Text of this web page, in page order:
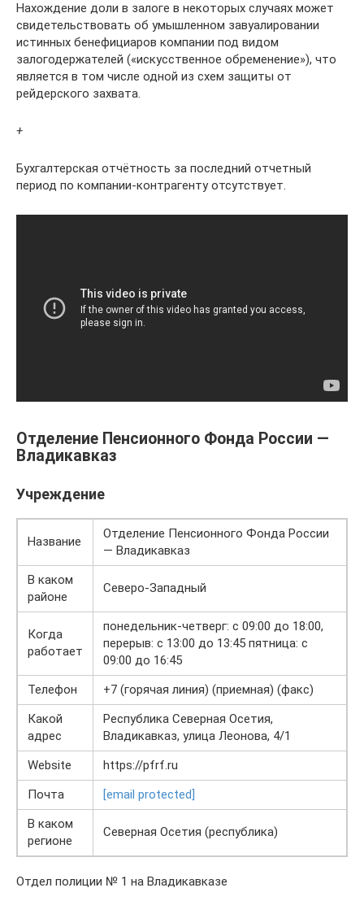
Нахождение доли в залоге в некоторых случаях может
свидетельствовать об умышленном завуалировании
истинных бенефициаров компании под видом
залогодержателей («искусственное обременение»), что
является в том числе одной из схем защиты от
рейдерского захвата.
+
Бухгалтерская отчётность за последний отчетный
период по компании-контрагенту отсутствует.
Отделение Пенсионного Фонда России —
Владикавказ
Учреждение
Название
Отделение Пенсионного Фонда России
— Владикавказ
В каком
районе
Северо-Западный
Когда
работает
понедельник-четверг: с 09:00 до 18:00,
перерыв: с 13:00 до 13:45 пятница: с
09:00 до 16:45
Телефон
+7 (горячая линия) (приемная) (факс)
Какой
адрес
Республика Северная Осетия,
Владикавказ, улица Леонова, 4/1
Website
https://pfrf.ru
Почта
[email protected]
В каком
регионе
Северная Осетия (республика)
Отдел полиции № 1 на Владикавказе